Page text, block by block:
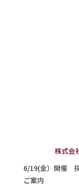
株式会
6/19(金）開催
ご案内